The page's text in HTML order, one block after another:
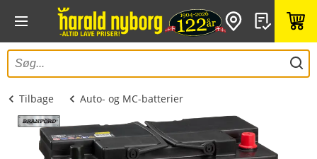
Tilbage Auto- og MC-batterier